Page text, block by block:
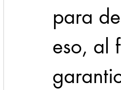
para
eso, al